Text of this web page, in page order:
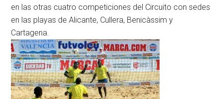
en las otras cuatro competiciones del Circuito con sedes
en las playas de Alicante, Cullera, Benicàssim y
Cartagena.